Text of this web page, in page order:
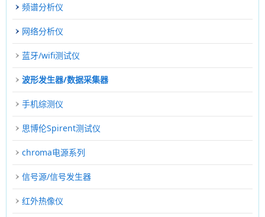
频谱分析仪
网络分析仪
蓝牙/wifi测试仪
波形发生器/数据采集器
手机综测仪
思博伦Spirent测试仪
chroma电源系列
信号源/信号发生器
红外热像仪